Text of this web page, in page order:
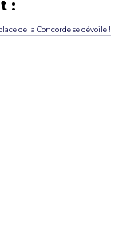
:
de la Concorde se dévoile !